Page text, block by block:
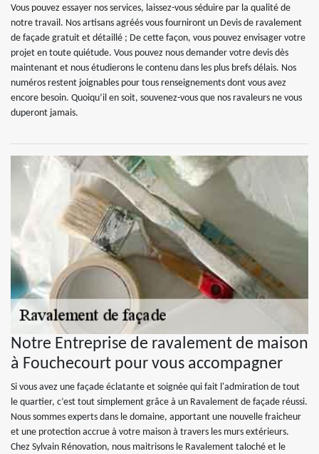
Vous pouvez essayer nos services, laissez-vous séduire par la qualité de
notre travail. Nos artisans agréés vous fourniront un Devis de ravalement
de façade gratuit et détaillé ; De cette façon, vous pouvez envisager votre
projet en toute quiétude. Vous pouvez nous demander votre devis dès
maintenant et nous étudierons le contenu dans les plus brefs délais. Nos
numéros restent joignables pour tous renseignements dont vous avez
encore besoin. Quoiqu’il en soit, souvenez-vous que nos ravaleurs ne vous
duperont jamais.
Notre Entreprise de ravalement de maison
à Fouchecourt pour vous accompagner
Si vous avez une façade éclatante et soignée qui fait l'admiration de tout
le quartier, c’est tout simplement grâce à un Ravalement de façade réussi.
Nous sommes experts dans le domaine, apportant une nouvelle fraicheur
et une protection accrue à votre maison à travers les murs extérieurs.
Chez Sylvain Rénovation, nous maitrisons le Ravalement taloché et le